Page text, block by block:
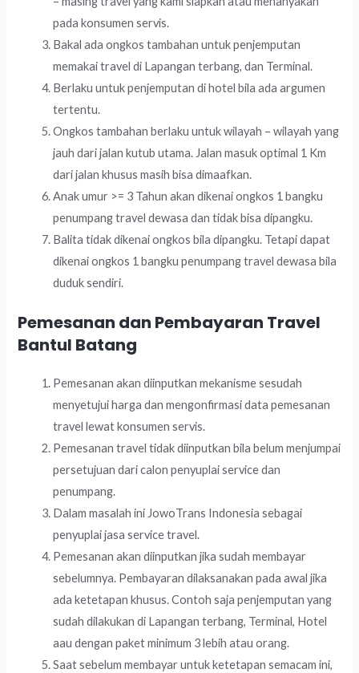
pada konsumen servis.
Bakal ada ongkos tambahan untuk penjemputan
memakai travel di Lapangan terbang, dan Terminal.
Berlaku untuk penjemputan di hotel bila ada argumen
tertentu.
Ongkos tambahan berlaku untuk wilayah – wilayah yang
jauh dari jalan kutub utama. Jalan masuk optimal 1 Km
dari jalan khusus masih bisa dimaafkan.
Anak umur >= 3 Tahun akan dikenai ongkos 1 bangku
penumpang travel dewasa dan tidak bisa dipangku.
Balita tidak dikenai ongkos bila dipangku. Tetapi dapat
dikenai ongkos 1 bangku penumpang travel dewasa bila
duduk sendiri.
Pemesanan dan Pembayaran Travel
Bantul Batang
Pemesanan akan diinputkan mekanisme sesudah
menyetujui harga dan mengonfirmasi data pemesanan
travel lewat konsumen servis.
Pemesanan travel tidak diinputkan bila belum menjumpai
persetujuan dari calon penyuplai service dan
penumpang.
Dalam masalah ini JowoTrans Indonesia sebagai
penyuplai jasa service travel.
Pemesanan akan diinputkan jika sudah membayar
sebelumnya. Pembayaran dilaksanakan pada awal jika
ada ketetapan khusus. Contoh saja penjemputan yang
sudah dilakukan di Lapangan terbang, Terminal, Hotel
aau dengan paket minimum 3 lebih atau orang.
Saat sebelum membayar untuk ketetapan semacam ini,